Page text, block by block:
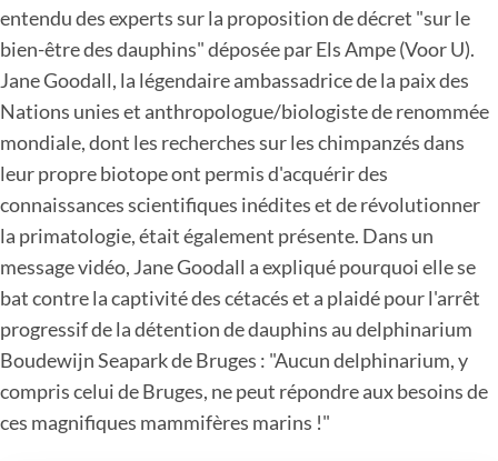
entendu des experts sur la proposition de décret "sur le
bien-être des dauphins" déposée par Els Ampe (Voor U).
Jane Goodall, la légendaire ambassadrice de la paix des
Nations unies et anthropologue/biologiste de renommée
mondiale, dont les recherches sur les chimpanzés dans
leur propre biotope ont permis d'acquérir des
connaissances scientifiques inédites et de révolutionner
la primatologie, était également présente. Dans un
message vidéo, Jane Goodall a expliqué pourquoi elle se
bat contre la captivité des cétacés et a plaidé pour l'arrêt
progressif de la détention de dauphins au delphinarium
Boudewijn Seapark de Bruges : "Aucun delphinarium, y
compris celui de Bruges, ne peut répondre aux besoins de
ces magnifiques mammifères marins !"